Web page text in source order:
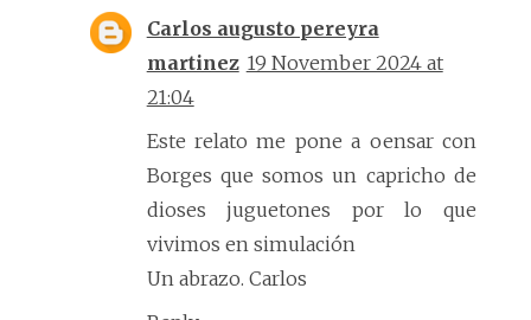
Carlos augusto pereyra
martinez 19 November 2024 at
21:04
Este relato me pone a oensar con
Borges que somos un capricho de
dioses juguetones por lo que
vivimos en simulación
Un abrazo. Carlos